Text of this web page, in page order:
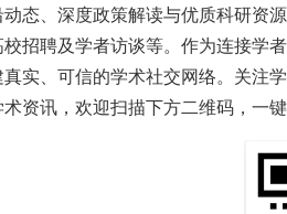
动态、深度政策解读与优质科研资
校招聘及学者访谈等。作为连接学
真实、可信的学术社交网络。关注
术资讯，欢迎扫描下方二维码，一